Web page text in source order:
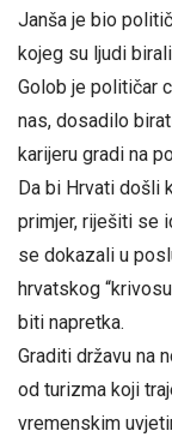
Janša je bio
kojeg su ljudi
Golob je političar
nas, dosadilo
karijeru gradi na
Da bi Hrvati došli
primjer, riješiti se
se dokazali u
hrvatskog
biti napretka.
Graditi državu na
od turizma koji
vremenskim